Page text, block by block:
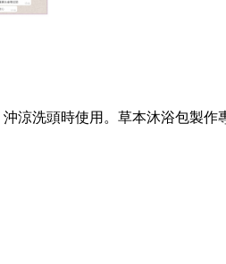
涼洗頭時使用。草本沐浴包製作